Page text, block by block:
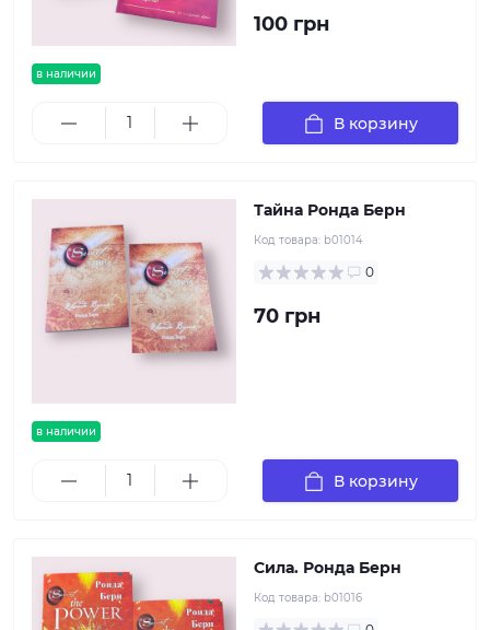
в наличии
100 грн
В корзину
в наличии
Тайна Ронда Берн
Код товара: b01014
0
70 грн
В корзину
Сила. Ронда Берн
Код товара: b01016